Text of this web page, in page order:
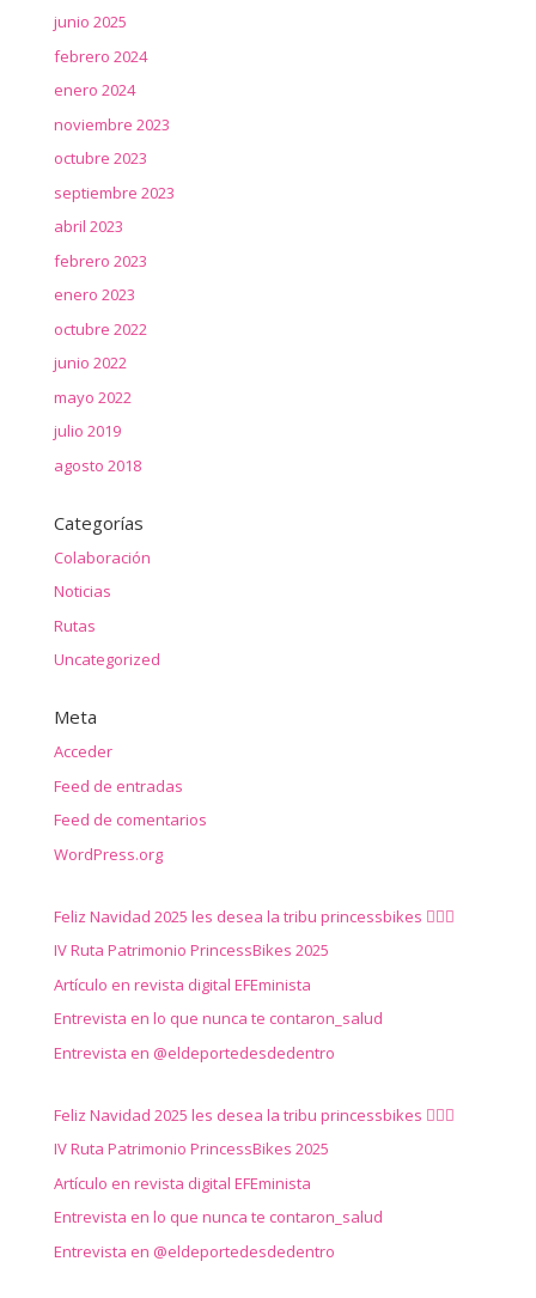
junio 2025
febrero 2024
enero 2024
noviembre 2023
octubre 2023
septiembre 2023
abril 2023
febrero 2023
enero 2023
octubre 2022
junio 2022
mayo 2022
julio 2019
agosto 2018
Categorías
Colaboración
Noticias
Rutas
Uncategorized
Meta
Acceder
Feed de entradas
Feed de comentarios
WordPress.org
Feliz Navidad 2025 les desea la tribu princessbikes 🚴‍♀️✨
IV Ruta Patrimonio PrincessBikes 2025
Artículo en revista digital EFEminista
Entrevista en lo que nunca te contaron_salud
Entrevista en @eldeportedesdedentro
Feliz Navidad 2025 les desea la tribu princessbikes 🚴‍♀️✨
IV Ruta Patrimonio PrincessBikes 2025
Artículo en revista digital EFEminista
Entrevista en lo que nunca te contaron_salud
Entrevista en @eldeportedesdedentro